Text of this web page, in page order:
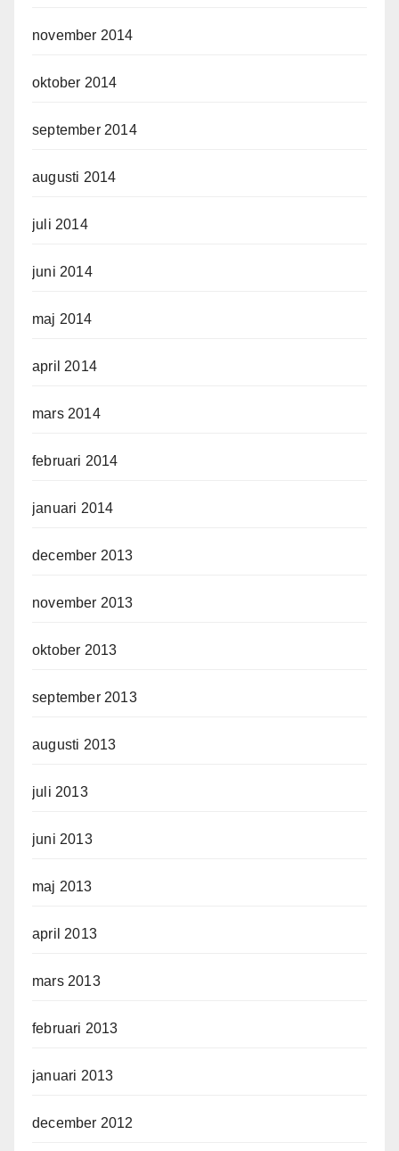
november 2014
oktober 2014
september 2014
augusti 2014
juli 2014
juni 2014
maj 2014
april 2014
mars 2014
februari 2014
januari 2014
december 2013
november 2013
oktober 2013
september 2013
augusti 2013
juli 2013
juni 2013
maj 2013
april 2013
mars 2013
februari 2013
januari 2013
december 2012